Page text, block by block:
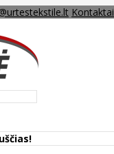
Kontaktai